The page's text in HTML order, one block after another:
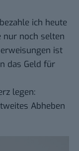
ich heute
nur noch selten
ist
das Geld für
legen:
Abheben